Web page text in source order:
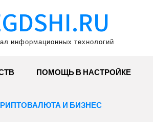
информационных технологий
ПОМОЩЬ В НАСТРОЙКЕ
И БИЗНЕС